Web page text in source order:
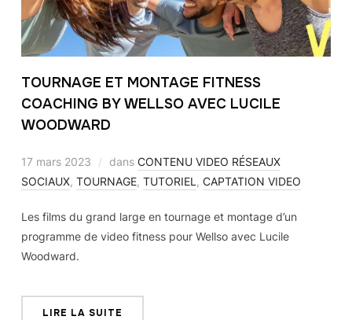
TOURNAGE ET MONTAGE FITNESS
COACHING BY WELLSO AVEC LUCILE
WOODWARD
17 mars 2023 dans CONTENU VIDEO RÉSEAUX
SOCIAUX, TOURNAGE, TUTORIEL , CAPTATION VIDEO
Les films du grand large en tournage et montage d’un
programme de video fitness pour Wellso avec Lucile
Woodward.
LIRE LA SUITE